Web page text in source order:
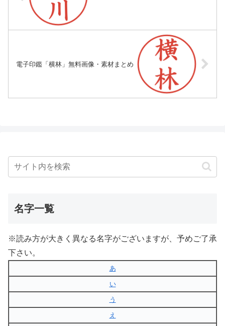
電子印鑑「横林」無料画像・素材まとめ
名字一覧
※読み方が大きく異なる名字がございますが、予めご了承
下さい。
あ
い
う
え